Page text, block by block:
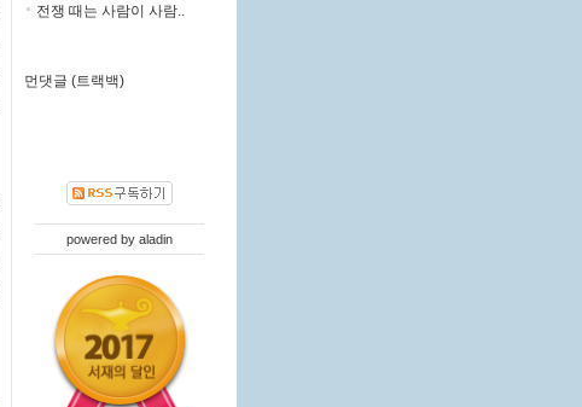
전쟁 때는 사람이 사람..
먼댓글 (트랙백)
powered by aladin